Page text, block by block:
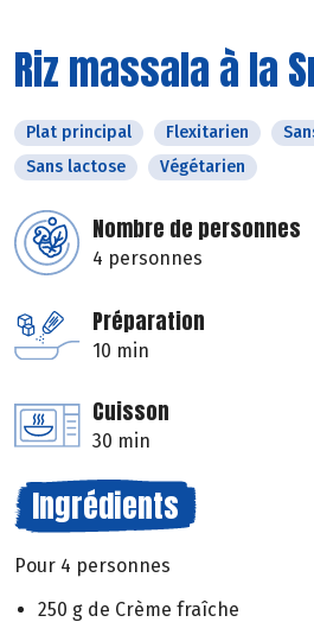
Riz massala à la
Plat principal Flexitarien
Sans lactose
Végétarien
Nombre de personnes
4 personnes
Préparation
10 min
Cuisson
30 min
Ingrédients
Pour 4 personnes
250 g de Crème fraîche